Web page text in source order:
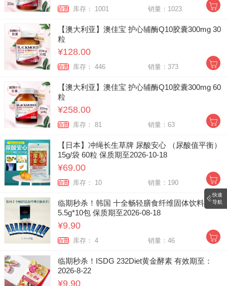
自营 库存： 1001 销量：1023
【澳大利亚】澳佳宝 护心辅酶Q10胶囊300mg 30
粒
¥128.00
自营 库存： 446 销量：373
【澳大利亚】澳佳宝 护心辅酶Q10胶囊300mg 60
粒
¥258.00
自营 库存： 81 销量：63
【日本】冲绳长生草牌 尿酸安心 （尿酸值平衡）
15g/袋 60粒 保质期至2026-10-18
¥69.00
自营 库存： 10 销量：190
临期秒杀！韩国 十全畅轻膳食纤维固体饮料
5.5g*10包 保质期至2026-08-18
¥9.90
自营 库存： 4 销量：46
临期秒杀！ISDG 232Diet黄金酵素 有效期至：
2026-8-22
¥9.90
快速
导航